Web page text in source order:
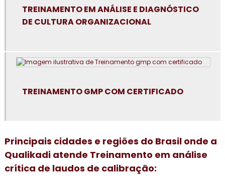
Consultoria em boas práticas em laboratórios
Consultoria para elaboração do plano de HACCP APPCC
Consultoria para empresa alimentícia
TREINAMENTO EM ANÁLISE E DIAGNÓSTICO
DE CULTURA ORGANIZACIONAL
TREINAMENTO GMP COM CERTIFICADO
Principais cidades e regiões do Brasil onde a
Qualikadi atende Treinamento em análise
crítica de laudos de calibração: